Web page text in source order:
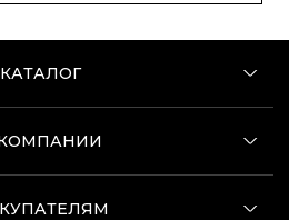
КАТАЛОГ